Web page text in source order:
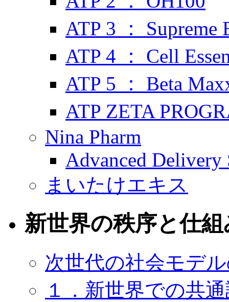
ATP 3 ： Supreme
ATP 4 ： Cell
ATP 5 ： Beta
ATP ZETA
Nina Pharm
Advanced Delivery
まいたけエキス
新世界の秩序と仕組
次世代の社会モデ
１．新世界での共